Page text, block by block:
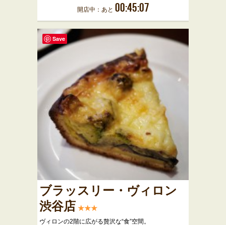
開店中：あと 00:45:07
ブラッスリー・ヴィロン
渋谷店 ★★★
ヴィロンの2階に広がる贅沢な“食”空間。
Save